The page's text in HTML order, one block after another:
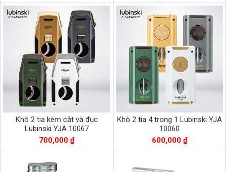
Khò 2 tia kèm cắt và đục
Lubinski YJA 10067
700,000 ₫
Khò 2 tia 4 trong 1 Lubinski YJA
10060
600,000 ₫